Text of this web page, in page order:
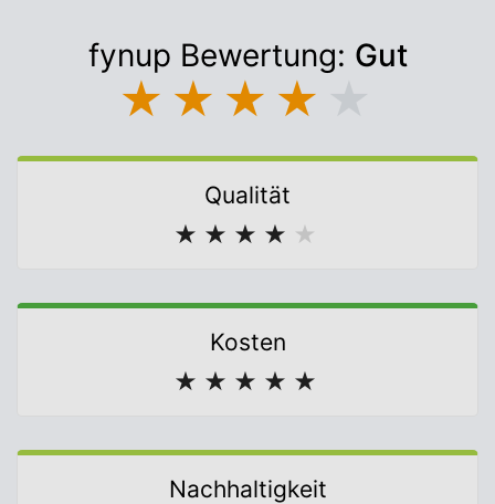
fynup Bewertung: Gut
★ ★ ★ ★
Qualität
★ ★ ★ ★ ★
Kosten
★ ★ ★ ★ ★
Nachhaltigkeit